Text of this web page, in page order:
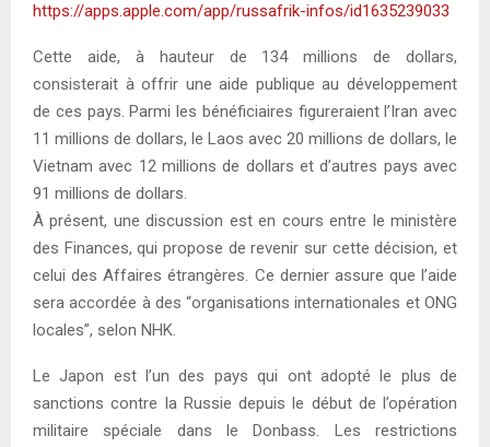
https://apps.apple.com/app/russafrik-infos/id1635239033
Cette aide, à hauteur de 134 millions de dollars,
consisterait à offrir une aide publique au développement
de ces pays. Parmi les bénéficiaires figureraient l’Iran avec
11 millions de dollars, le Laos avec 20 millions de dollars, le
Vietnam avec 12 millions de dollars et d’autres pays avec
91 millions de dollars.
À présent, une discussion est en cours entre le ministère
des Finances, qui propose de revenir sur cette décision, et
celui des Affaires étrangères. Ce dernier assure que l’aide
sera accordée à des “organisations internationales et ONG
locales”, selon NHK.
Le Japon est l’un des pays qui ont adopté le plus de
sanctions contre la Russie depuis le début de l’opération
militaire spéciale dans le Donbass. Les restrictions